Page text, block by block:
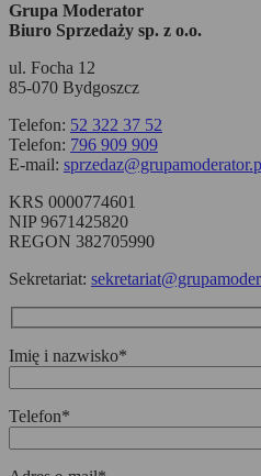
Grupa Moderator
Biuro Sprzedaży sp. z o.o.
ul. Focha 12
85-070 Bydgoszcz
Telefon: 52 322 37 52
Telefon: 796 909 909
E-mail:
KRS 0000774601
NIP 9671425820
REGON 382705990
Sekretariat:
Imię i nazwisko*
Telefon*